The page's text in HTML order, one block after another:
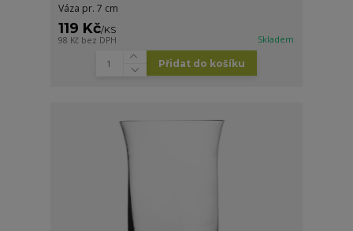
Váza pr. 7 cm
119 Kč/KS
98 Kč bez DPH Skladem
Přidat do košíku